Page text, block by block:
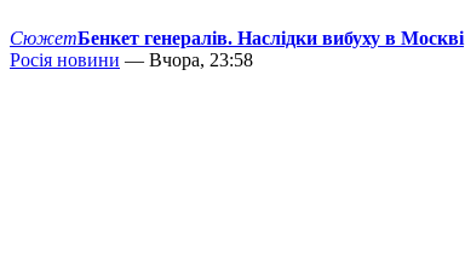
СюжетБенкет генералів. Наслідки вибуху в Москві
Росія новини — Вчора, 23:58